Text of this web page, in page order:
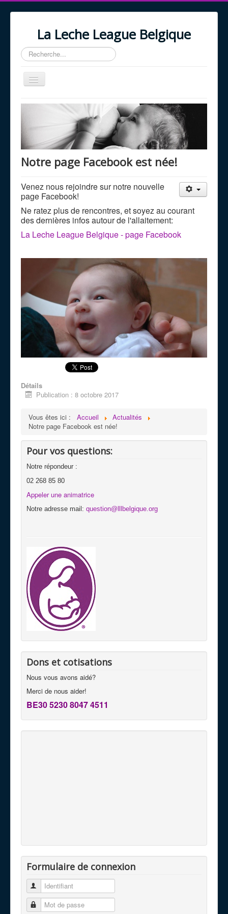
La Leche League Belgique
Rechercher
Basculer
la
Accueil
Nos Services
Actualités
Liens
Notre page Facebook est née!
Venez nous rejoindre sur notre nouvelle
page Facebook!
Ne ratez plus de rencontres, et soyez au courant
des dernières infos autour de l'allaitement:
La Leche League Belgique - page Facebook
Détails
Publication : 8 octobre 2017
Vous êtes ici : Accueil
Actualités
Notre page Facebook est née!
Pour vos questions:
Notre répondeur :
02 268 85 80
Appeler une animatrice
Notre adresse mail: question@lllbelgique.org
Dons et cotisations
Nous vous avons aidé?
Merci de nous aider!
BE30 5230 8047 4511
Formulaire de connexion
Identifiant
Mot de passe